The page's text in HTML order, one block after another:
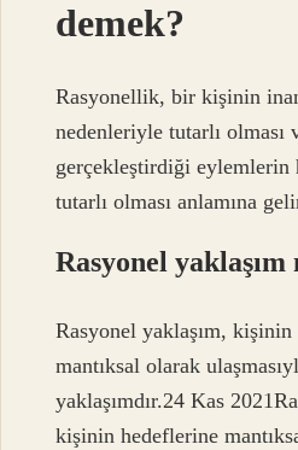
demek?
Rasyonellik, bir kişinin
nedenleriyle tutarlı olması
gerçekleştirdiği eylemlerin
tutarlı olması anlamına
Rasyonel yaklaşım
Rasyonel yaklaşım,
mantıksal olarak
yaklaşımdır.24 Kas
kişinin hedeflerine